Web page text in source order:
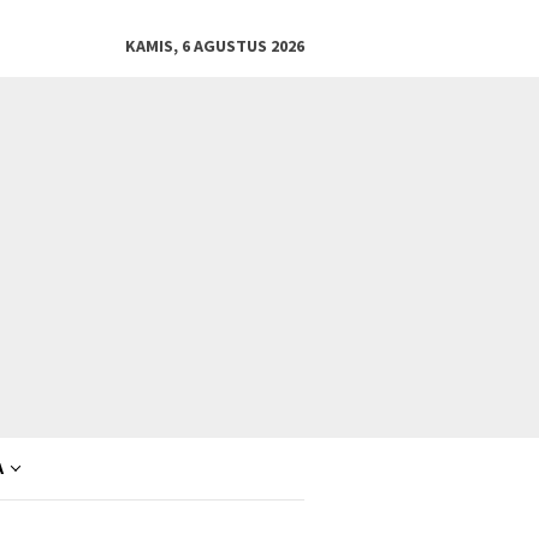
KAMIS, 6 AGUSTUS 2026